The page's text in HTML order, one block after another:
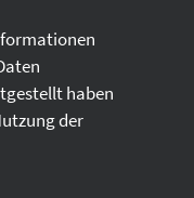
haben
der